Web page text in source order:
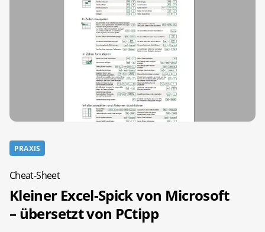
PRAXIS
Cheat-Sheet
Kleiner Excel-Spick von Microsoft
– übersetzt von PCtipp